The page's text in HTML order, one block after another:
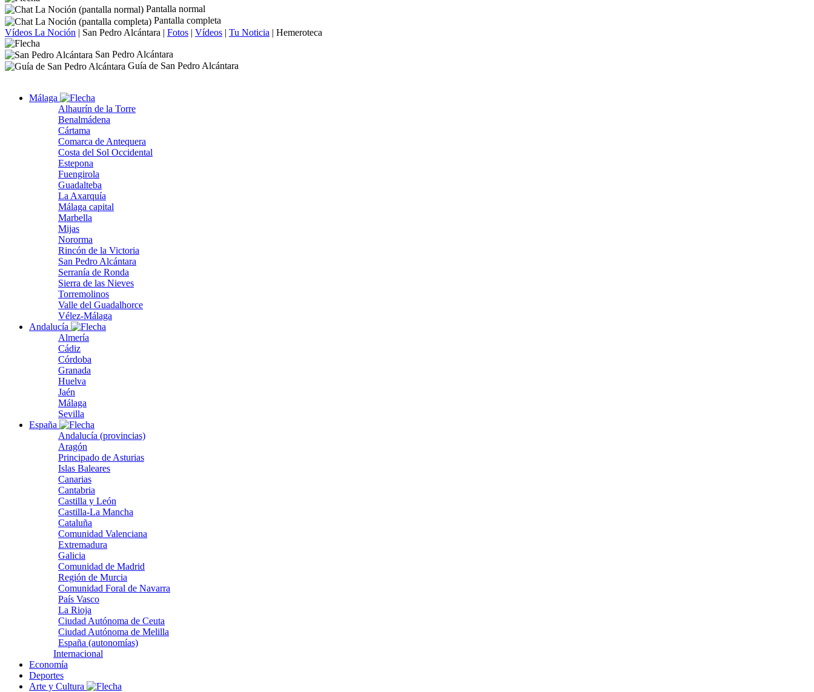
Pantalla normal
Pantalla completa
Vídeos La Noción | San Pedro Alcántara | Fotos | Vídeos | Tu Noticia | Hemeroteca
San Pedro Alcántara
Guía de San Pedro Alcántara
Málaga
Alhaurín de la Torre
Benalmádena
Cártama
Comarca de Antequera
Costa del Sol Occidental
Estepona
Fuengirola
Guadalteba
La Axarquía
Málaga capital
Marbella
Mijas
Nororma
Rincón de la Victoria
San Pedro Alcántara
Serranía de Ronda
Sierra de las Nieves
Torremolinos
Valle del Guadalhorce
Vélez-Málaga
Andalucía
Almería
Cádiz
Córdoba
Granada
Huelva
Jaén
Málaga
Sevilla
España
Andalucía (provincias)
Aragón
Principado de Asturias
Islas Baleares
Canarias
Cantabria
Castilla y León
Castilla-La Mancha
Cataluña
Comunidad Valenciana
Extremadura
Galicia
Comunidad de Madrid
Región de Murcia
Comunidad Foral de Navarra
País Vasco
La Rioja
Ciudad Autónoma de Ceuta
Ciudad Autónoma de Melilla
España (autonomías)
Internacional
Economía
Deportes
Arte y Cultura